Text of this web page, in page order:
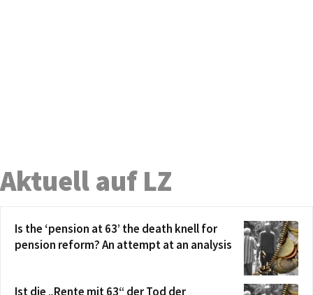
Aktuell auf LZ
Is the ‘pension at 63’ the death knell for
pension reform? An attempt at an analysis
Ist die „Rente mit 63“ der Tod der